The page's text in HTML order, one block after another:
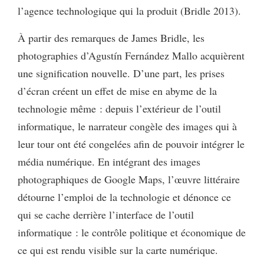
l’agence technologique qui la produit (Bridle 2013).
À partir des remarques de James Bridle, les
photographies d’Agustín Fernández Mallo acquièrent
une signification nouvelle. D’une part, les prises
d’écran créent un effet de mise en abyme de la
technologie même : depuis l’extérieur de l’outil
informatique, le narrateur congèle des images qui à
leur tour ont été congelées afin de pouvoir intégrer le
média numérique. En intégrant des images
photographiques de Google Maps, l’œuvre littéraire
détourne l’emploi de la technologie et dénonce ce
qui se cache derrière l’interface de l’outil
informatique : le contrôle politique et économique de
ce qui est rendu visible sur la carte numérique.